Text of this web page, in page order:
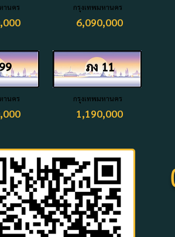
านคร
านคร
กรุงเทพมหานคร
6,090,000
11
ภง
กรุงเทพมหานคร
1,190,000